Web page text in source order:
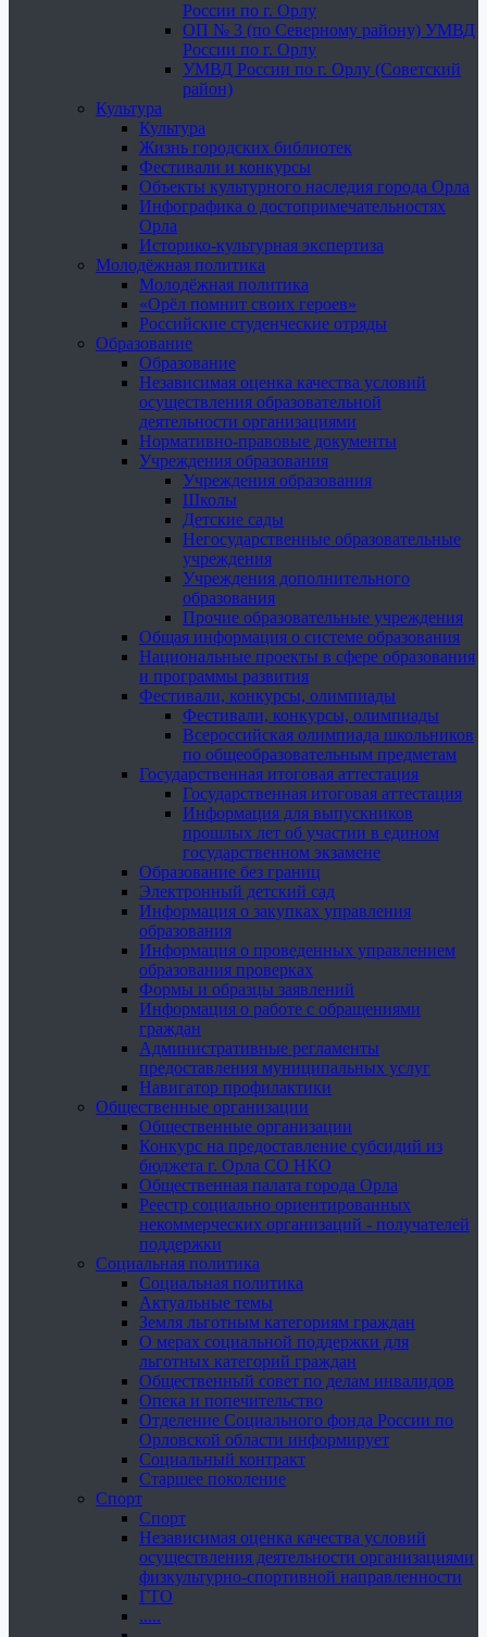
России по г. Орлу
ОП № 3 (по Северному району) УМВД
России по г. Орлу
УМВД России по г. Орлу (Советский
район)
Культура
Культура
Жизнь городских библиотек
Фестивали и конкурсы
Объекты культурного наследия города Орла
Инфографика о достопримечательностях
Орла
Историко-культурная экспертиза
Молодёжная политика
Молодёжная политика
«Орёл помнит своих героев»
Российские студенческие отряды
Образование
Образование
Независимая оценка качества условий
осуществления образовательной
деятельности организациями
Нормативно-правовые документы
Учреждения образования
Учреждения образования
Школы
Детские сады
Негосударственные образовательные
учреждения
Учреждения дополнительного
образования
Прочие образовательные учреждения
Общая информация о системе образования
Национальные проекты в сфере образования
и программы развития
Фестивали, конкурсы, олимпиады
Фестивали, конкурсы, олимпиады
Всероссийская олимпиада школьников
по общеобразовательным предметам
Государственная итоговая аттестация
Государственная итоговая аттестация
Информация для выпускников
прошлых лет об участии в едином
государственном экзамене
Образование без границ
Электронный детский сад
Информация о закупках управления
образования
Информация о проведенных управлением
образования проверках
Формы и образцы заявлений
Информация о работе с обращениями
граждан
Административные регламенты
предоставления муниципальных услуг
Навигатор профилактики
Общественные организации
Общественные организации
Конкурс на предоставление субсидий из
бюджета г. Орла СО НКО
Общественная палата города Орла
Реестр социально ориентированных
некоммерческих организаций - получателей
поддержки
Социальная политика
Социальная политика
Актуальные темы
Земля льготным категориям граждан
О мерах социальной поддержки для
льготных категорий граждан
Общественный совет по делам инвалидов
Опека и попечительство
Отделение Социального фонда России по
Орловской области информирует
Социальный контракт
Старшее поколение
Спорт
Спорт
Независимая оценка качества условий
осуществления деятельности организациями
физкультурно-спортивной направленности
ГТО
.....